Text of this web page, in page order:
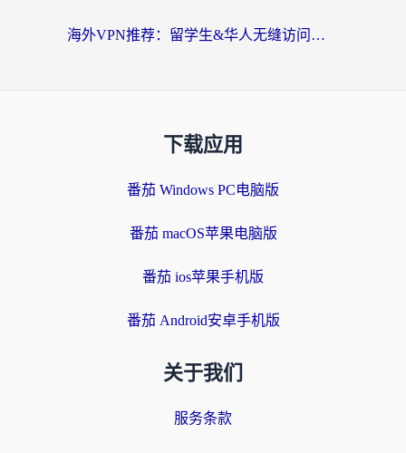
海外VPN推荐：留学生&华人无缝访问国内资源的避坑指南
下载应用
番茄 Windows PC电脑版
番茄 macOS苹果电脑版
番茄 ios苹果手机版
番茄 Android安卓手机版
关于我们
服务条款